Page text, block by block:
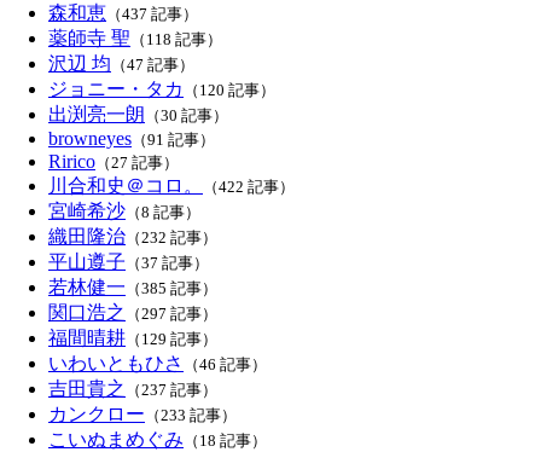
森和恵 （437 記事）
薬師寺 聖 （118 記事）
沢辺 均 （47 記事）
ジョニー・タカ （120 記事）
出渕亮一朗 （30 記事）
browneyes （91 記事）
Ririco （27 記事）
川合和史＠コロ。 （422 記事）
宮崎希沙 （8 記事）
織田隆治 （232 記事）
平山遵子 （37 記事）
若林健一 （385 記事）
関口浩之 （297 記事）
福間晴耕 （129 記事）
いわいともひさ （46 記事）
吉田貴之 （237 記事）
カンクロー （233 記事）
こいぬまめぐみ （18 記事）